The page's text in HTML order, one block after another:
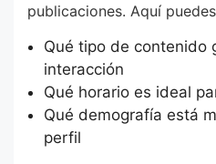
publicaciones. Aquí
Qué tipo de contenido
interacción
Qué horario es ideal
Qué demografía está
perfil